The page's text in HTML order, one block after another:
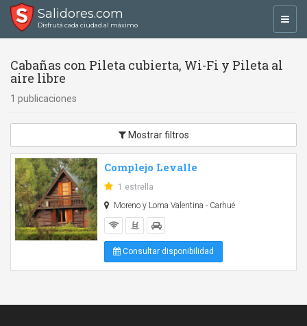
Salidores.com
Disfrutá cada ciudad al máximo
Cabañas con Pileta cubierta, Wi-Fi y Pileta al
aire libre
1 publicaciones
Mostrar filtros
Complejo Levalle
1 estrella
Moreno y Loma Valentina - Carhué
Consultar disponibilidad